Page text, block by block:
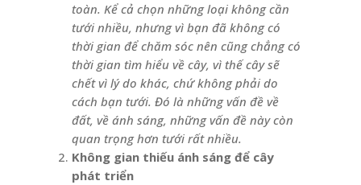
toàn. Kể cả chọn những loại không cần
tưới nhiều, nhưng vì bạn đã không có
thời gian để chăm sóc nên cũng chẳng có
thời gian tìm hiểu về cây, vì thế cây sẽ
chết vì lý do khác, chứ không phải do
cách bạn tưới. Đó là những vấn đề về
đất, về ánh sáng, những vấn đề này còn
quan trọng hơn tưới rất nhiều.
Không gian thiếu ánh sáng để cây
phát triển